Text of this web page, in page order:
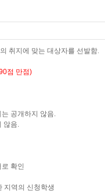
취지에 맞는 대상자를 선발함.
점 만점)
개하지 않음.
음.
확인
지역의 신청학생